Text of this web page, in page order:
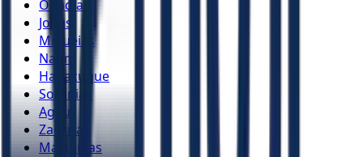
Obadias
Jonas
Miquéias
Naum
Habacuque
Sofonias
Ageu
Zacarias
Malaquias